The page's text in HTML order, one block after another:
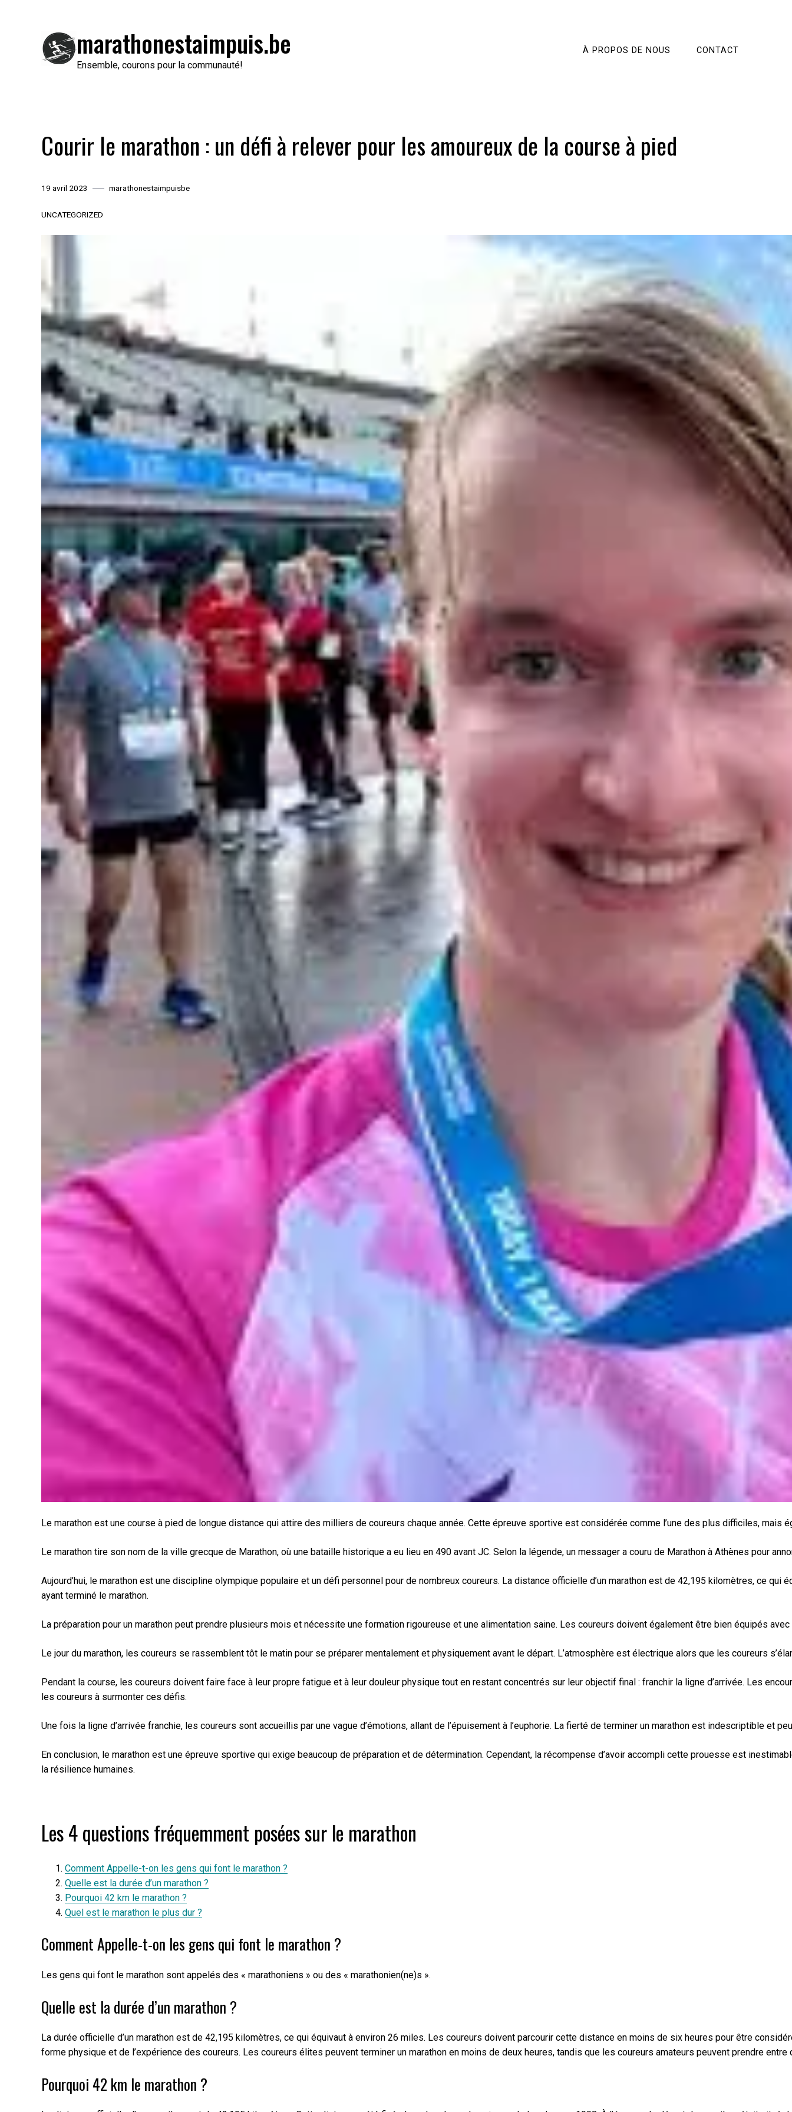
marathonestaimpuis.be
Ensemble, courons pour la communauté!
À PROPOS DE NOUS CONTACT
Courir le marathon : un défi à relever pour les amoureux de la course à pied
19 avril 2023 marathonestaimpuisbe
UNCATEGORIZED
Le marathon est une course à pied de longue distance qui attire des milliers de coureurs chaque année. Cette épreuve sportive est considérée comme l’une des plus difficiles, mais
Le marathon tire son nom de la ville grecque de Marathon, où une bataille historique a eu lieu en 490 avant JC. Selon la légende, un messager a couru de Marathon à Athènes pour
Aujourd’hui, le marathon est une discipline olympique populaire et un défi personnel pour de nombreux coureurs. La distance officielle d’un marathon est de 42,195 kilomètres, ce
ayant terminé le marathon.
La préparation pour un marathon peut prendre plusieurs mois et nécessite une formation rigoureuse et une alimentation saine. Les coureurs doivent également être bien équipés
Le jour du marathon, les coureurs se rassemblent tôt le matin pour se préparer mentalement et physiquement avant le départ. L’atmosphère est électrique alors que les coureurs
Pendant la course, les coureurs doivent faire face à leur propre fatigue et à leur douleur physique tout en restant concentrés sur leur objectif final : franchir la ligne d’arrivée. Les
les coureurs à surmonter ces défis.
Une fois la ligne d’arrivée franchie, les coureurs sont accueillis par une vague d’émotions, allant de l’épuisement à l’euphorie. La fierté de terminer un marathon est indescriptible et
En conclusion, le marathon est une épreuve sportive qui exige beaucoup de préparation et de détermination. Cependant, la récompense d’avoir accompli cette prouesse est
la résilience humaines.
Les 4 questions fréquemment posées sur le marathon
Comment Appelle-t-on les gens qui font le marathon ?
Quelle est la durée d’un marathon ?
Pourquoi 42 km le marathon ?
Quel est le marathon le plus dur ?
Comment Appelle-t-on les gens qui font le marathon ?
Les gens qui font le marathon sont appelés des « marathoniens » ou des « marathonien(ne)s ».
Quelle est la durée d’un marathon ?
La durée officielle d’un marathon est de 42,195 kilomètres, ce qui équivaut à environ 26 miles. Les coureurs doivent parcourir cette distance en moins de six heures pour être
forme physique et de l’expérience des coureurs. Les coureurs élites peuvent terminer un marathon en moins de deux heures, tandis que les coureurs amateurs peuvent prendre
Pourquoi 42 km le marathon ?